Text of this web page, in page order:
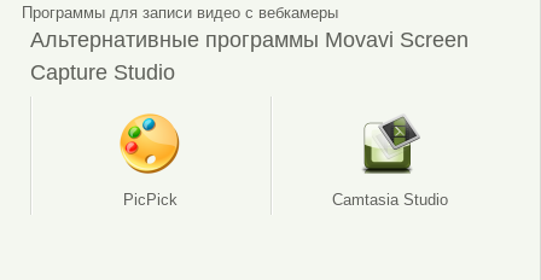
Программы для записи видео с вебкамеры
Альтернативные программы Movavi Screen
Capture Studio
PicPick Camtasia Studio